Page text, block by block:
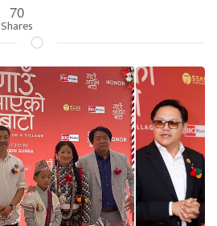
70
Shares